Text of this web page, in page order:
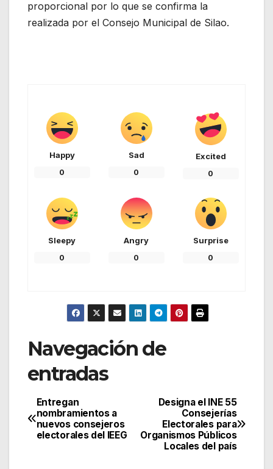
proporcional por lo que se confirma la
realizada por el Consejo Municipal de Silao.
Happy
0
Sad
0
Excited
0
Sleepy
0
Angry
0
Surprise
0
Navegación de
entradas
Designa el INE 55
Consejerías
Electorales para
Organismos Públicos
Locales del país
Entregan
nombramientos a
nuevos consejeros
electorales del IEEG